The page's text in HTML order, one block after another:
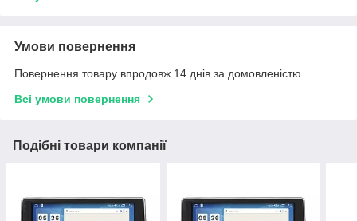
Умови повернення
Повернення товару впродовж 14 днів за домовленістю
Всі умови повернення
Подібні товари компанії